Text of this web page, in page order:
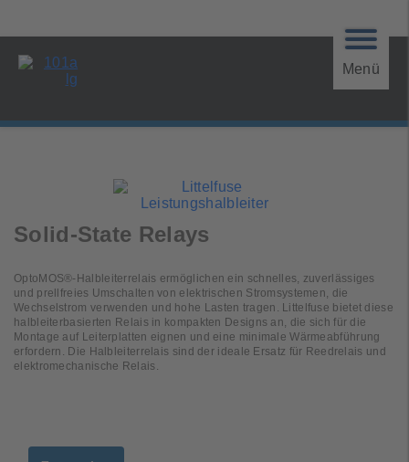
Menü
Solid-State Relays
OptoMOS®-Halbleiterrelais ermöglichen ein schnelles, zuverlässiges
und prellfreies Umschalten von elektrischen Stromsystemen, die
Wechselstrom verwenden und hohe Lasten tragen. Littelfuse bietet diese
halbleiterbasierten Relais in kompakten Designs an, die sich für die
Montage auf Leiterplatten eignen und eine minimale Wärmeabführung
erfordern. Die Halbleiterrelais sind der ideale Ersatz für Reedrelais und
elektromechanische Relais.